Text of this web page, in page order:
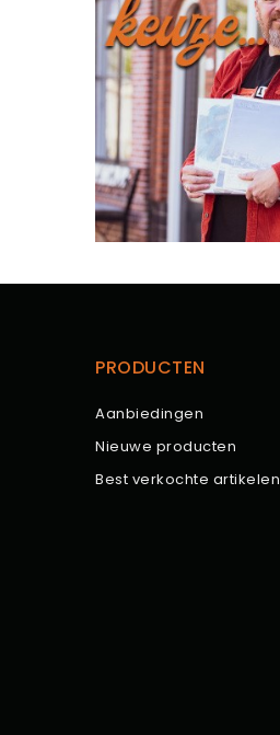
PRODUCTEN
Aanbiedingen
Nieuwe producten
Best verkochte artikelen